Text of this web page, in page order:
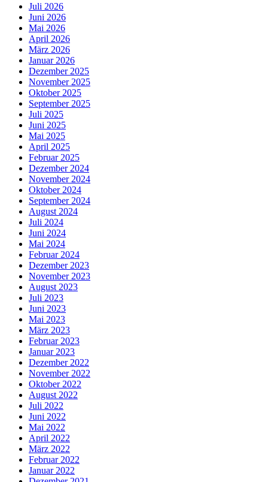
Juli 2026
Juni 2026
Mai 2026
April 2026
März 2026
Januar 2026
Dezember 2025
November 2025
Oktober 2025
September 2025
Juli 2025
Juni 2025
Mai 2025
April 2025
Februar 2025
Dezember 2024
November 2024
Oktober 2024
September 2024
August 2024
Juli 2024
Juni 2024
Mai 2024
Februar 2024
Dezember 2023
November 2023
August 2023
Juli 2023
Juni 2023
Mai 2023
März 2023
Februar 2023
Januar 2023
Dezember 2022
November 2022
Oktober 2022
August 2022
Juli 2022
Juni 2022
Mai 2022
April 2022
März 2022
Februar 2022
Januar 2022